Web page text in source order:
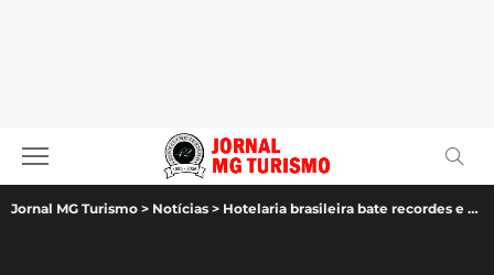
Jornal MG Turismo > Notícias > Hotelaria brasileira bate recordes e vê 2025 com grande expectativa